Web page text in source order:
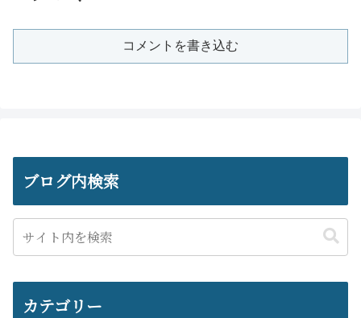
コメントを書き込む
ブログ内検索
カテゴリー